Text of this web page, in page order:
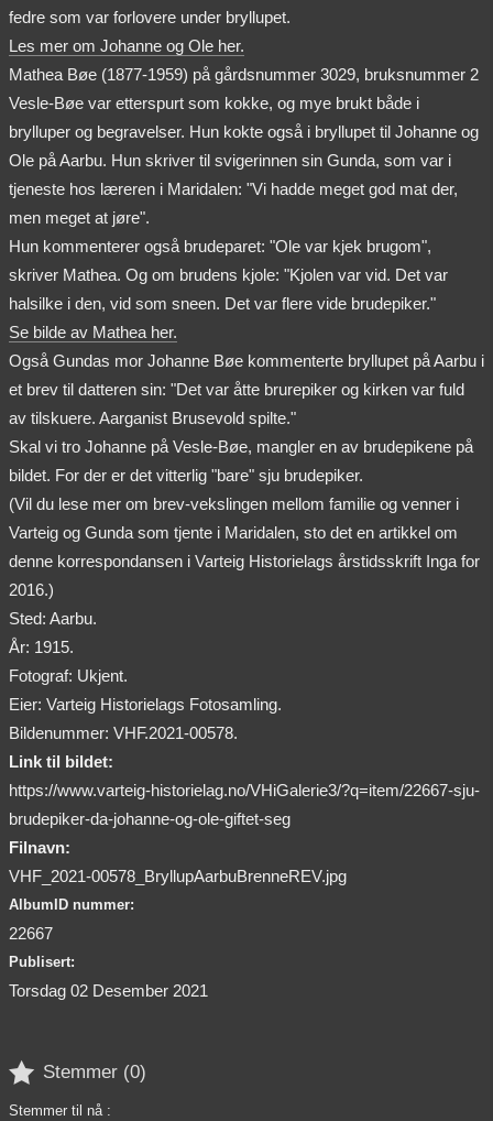
fedre som var forlovere under bryllupet.
Les mer om Johanne og Ole her.
Mathea Bøe (1877-1959) på gårdsnummer 3029, bruksnummer 2
Vesle-Bøe var etterspurt som kokke, og mye brukt både i
brylluper og begravelser. Hun kokte også i bryllupet til Johanne og
Ole på Aarbu. Hun skriver til svigerinnen sin Gunda, som var i
tjeneste hos læreren i Maridalen: "Vi hadde meget god mat der,
men meget at jøre".
Hun kommenterer også brudeparet: "Ole var kjek brugom",
skriver Mathea. Og om brudens kjole: "Kjolen var vid. Det var
halsilke i den, vid som sneen. Det var flere vide brudepiker."
Se bilde av Mathea her.
Også Gundas mor Johanne Bøe kommenterte bryllupet på Aarbu i
et brev til datteren sin: "Det var åtte brurepiker og kirken var fuld
av tilskuere. Aarganist Brusevold spilte."
Skal vi tro Johanne på Vesle-Bøe, mangler en av brudepikene på
bildet. For der er det vitterlig "bare" sju brudepiker.
(Vil du lese mer om brev-vekslingen mellom familie og venner i
Varteig og Gunda som tjente i Maridalen, sto det en artikkel om
denne korrespondansen i Varteig Historielags årstidsskrift Inga for
2016.)
Sted: Aarbu.
År: 1915.
Fotograf: Ukjent.
Eier: Varteig Historielags Fotosamling.
Bildenummer: VHF.2021-00578.
Link til bildet:
https://www.varteig-historielag.no/VHiGalerie3/?q=item/22667-sju-
brudepiker-da-johanne-og-ole-giftet-seg
Filnavn:
VHF_2021-00578_BryllupAarbuBrenneREV.jpg
AlbumID nummer:
22667
Publisert:
Torsdag 02 Desember 2021
 Stemmer (0)
Stemmer til nå :